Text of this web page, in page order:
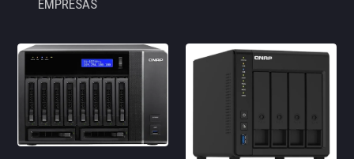
EMPRESAS